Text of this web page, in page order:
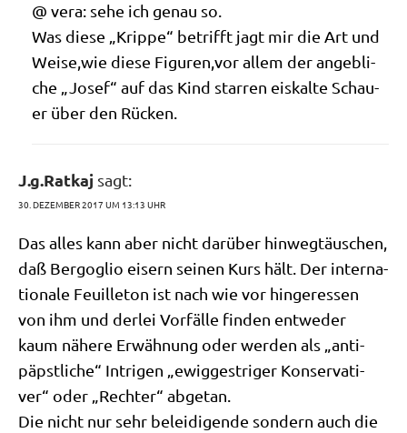
@ vera: sehe ich genau so.
Was die­se „Krip­pe“ betrifft jagt mir die Art und
Weise,wie die­se Figuren,vor allem der angeb­li­
che „Josef“ auf das Kind star­ren eis­kal­te Schau­
er über den Rücken.
J.g.Ratkaj sagt:
30. DEZEMBER 2017 UM 13:13 UHR
Das alles kann aber nicht dar­über hin­weg­täu­schen,
daß Berg­o­glio eisern sei­nen Kurs hält. Der inter­na­
tio­na­le Feuil­le­ton ist nach wie vor hin­ger­es­sen
von ihm und der­lei Vor­fäl­le fin­den ent­we­der
kaum nähe­re Erwäh­nung oder wer­den als „anti­
päpst­li­che“ Intri­gen „ewig­gest­ri­ger Kon­ser­va­ti­
ver“ oder „Rech­ter“ abgetan.
Die nicht nur sehr belei­di­gen­de son­dern auch die